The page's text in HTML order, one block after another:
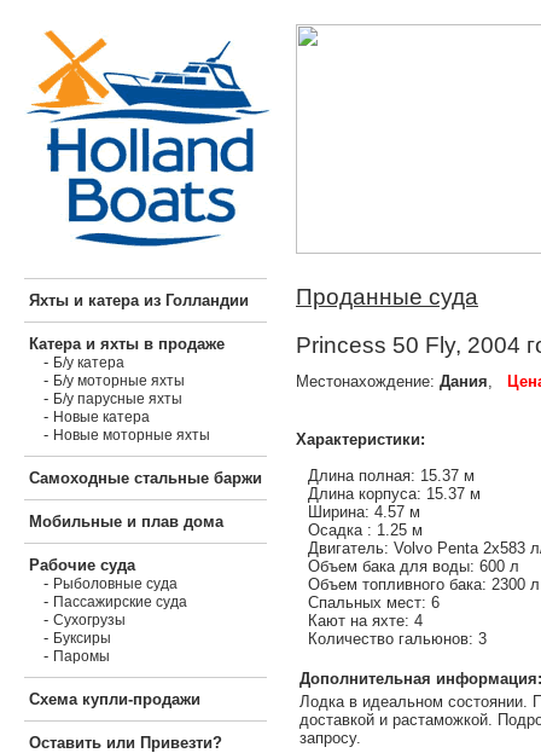
Яхты и катера из Голландии
Катера и яхты в продаже
- Б/у катера
- Б/у моторные яхты
- Б/у парусные яхты
- Новые катера
- Новые моторные яхты
Самоходные стальные баржи
Мобильные и плав дома
Рабочие суда
- Рыболовные суда
- Пассажирские суда
- Сухогрузы
- Буксиры
- Паромы
Схема купли-продажи
Оставить или Привезти?
Проданные суда
Princess 50 Fly, 2004
Местонахождение: Дания
Характеристики:
Длина полная: 15.37 м
Длина корпуса: 15.37 м
Ширина: 4.57 м
Осадка : 1.25 м
Двигатель: Volvo Penta 2х583
Объем бака для воды: 600 л
Объем топливного бака: 2300 л
Спальных мест: 6
Кают на яхте: 4
Количество гальюнов: 3
Дополнительная информация:
Лодка в идеальном состоянии.
доставкой и растаможкой.
запросу.